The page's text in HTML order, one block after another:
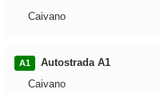
Caivano
A1
Autostrada A1
Caivano